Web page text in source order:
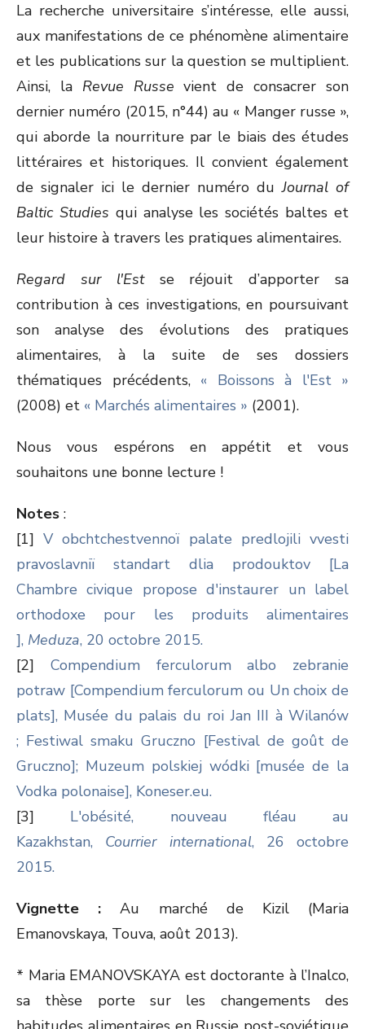
La recherche universitaire s’intéresse, elle aussi,
aux manifestations de ce phénomène alimentaire
et les publications sur la question se multiplient.
Ainsi, la Revue Russe vient de consacrer son
dernier numéro (2015, n°44) au « Manger russe »,
qui aborde la nourriture par le biais des études
littéraires et historiques. Il convient également
de signaler ici le dernier numéro duJournal of
Baltic Studies qui analyse les sociétés baltes et
leur histoire à travers les pratiques alimentaires.
Regard sur l'Estse réjouit d’apporter sa
contribution à ces investigations, en poursuivant
son analyse des évolutions des pratiques
alimentaires, à la suite de ses dossiers
thématiques précédents, « Boissons à l'Est »
(2008) et « Marchés alimentaires » (2001).
Nous vous espérons en appétit et vous
souhaitons une bonne lecture !
Notes :
[1]V obchtchestvennoï palate predlojili vvesti
pravoslavniï standart dlia prodouktov [La
Chambre civique propose d'instaurer un label
orthodoxe pour les produits alimentaires
], Meduza, 20 octobre 2015.
[2] Compendium ferculorum albo zebranie
potraw [Compendium ferculorum ou Un choix de
plats], Musée du palais du roi Jan III à Wilanów
; Festiwal smaku Gruczno [Festival de goût de
Gruczno]; Muzeum polskiej wódki [musée de la
Vodka polonaise], Koneser.eu.
[3] L'obésité, nouveau fléau au
Kazakhstan, Courrier international, 26 octobre
2015.
Vignette : Au marché de Kizil (Maria
Emanovskaya, Touva, août 2013).
* Maria EMANOVSKAYA est doctorante à l’Inalco,
sa thèse porte sur les changements des